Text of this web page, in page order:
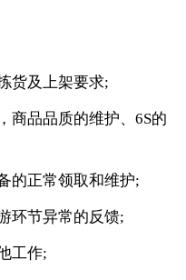
货及上架要求;
商品品质的维护、6S的
的正常领取和维护;
环节异常的反馈;
工作;